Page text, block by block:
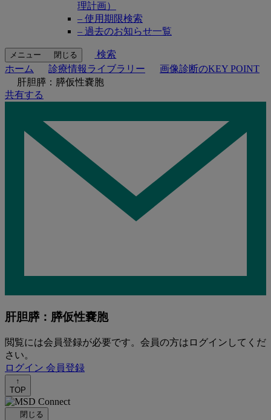
理計画）
– 使用期限検索
– 過去のお知らせ一覧
メニュー 閉じる
検索
ホーム
診療情報ライブラリー
画像診断のKEY POINT
肝胆膵：膵仮性嚢胞
共有する
肝胆膵：膵仮性嚢胞
閲覧には会員登録が必要です。会員の方はログインしてくだ
さい。
ログイン 会員登録
↑
TOP
閉じる